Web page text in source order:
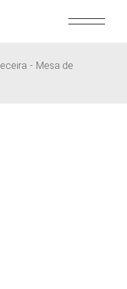
Mesa de